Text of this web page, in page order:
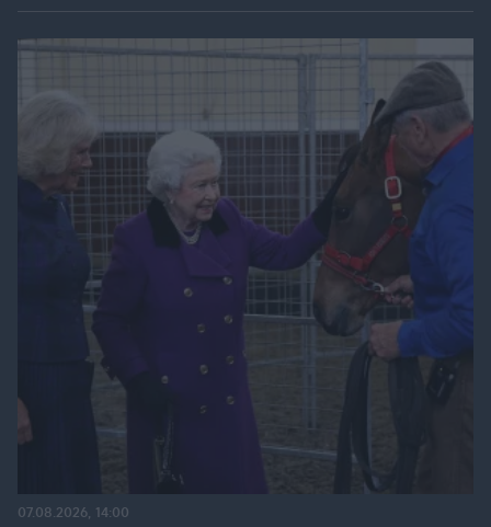
07.08.2026, 14:00